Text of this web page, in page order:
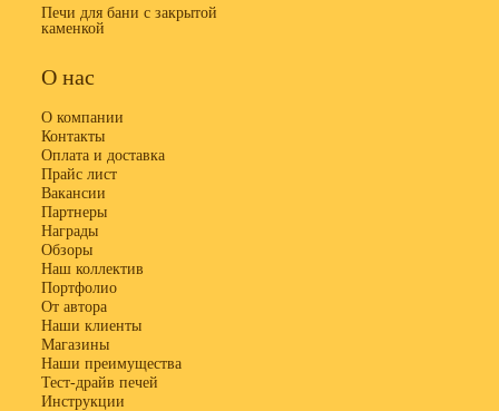
Печи для бани с закрытой
каменкой
О нас
О компании
Контакты
Оплата и доставка
Прайс лист
Вакансии
Партнеры
Награды
Обзоры
Наш коллектив
Портфолио
От автора
Наши клиенты
Магазины
Наши преимущества
Тест-драйв печей
Инструкции